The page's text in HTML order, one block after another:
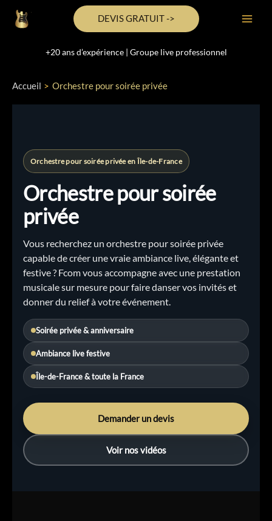
DEVIS GRATUIT ->
+20 ans d’expérience | Groupe live professionnel
Accueil Orchestre pour soirée privée
Orchestre pour soirée privée en Île-de-France
Orchestre pour soirée
privée
Vous recherchez un orchestre pour soirée privée
capable de créer une vraie ambiance live, élégante et
festive ? Fcom vous accompagne avec une prestation
musicale sur mesure pour faire danser vos invités et
donner du relief à votre événement.
Soirée privée & anniversaire
Ambiance live festive
Île-de-France & toute la France
Demander un devis
Voir nos vidéos